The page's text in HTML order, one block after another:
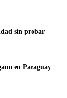
sin probar